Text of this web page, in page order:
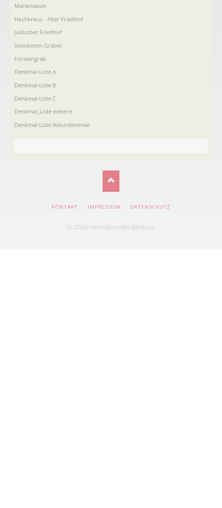
Mariensäule
Hochkreuz - Alter Friedhof
Jüdischer Friedhof
Steinkisten Gräber
Fürstengrab
Denkmal-Liste A
Denkmal-Liste B
Denkmal-Liste C
Denkmal_Liste weitere
Denkmal-Liste Naturdenkmal
NAVIGATION
KONTAKT IMPRESSUM DATENSCHUTZ
© 2026 Heimatverein-Beckum